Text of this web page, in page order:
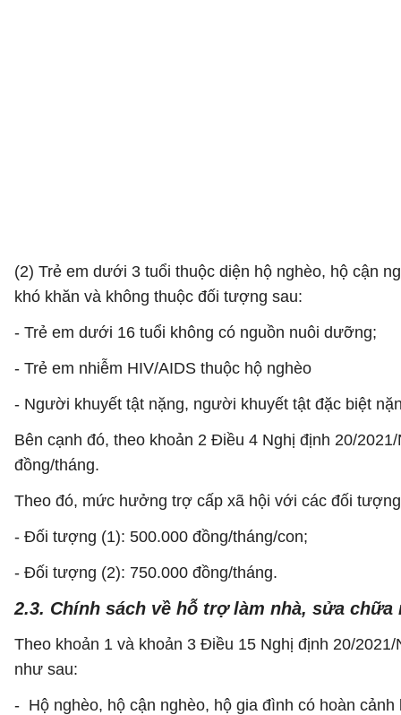
(2) Trẻ em dưới 3 tuổi thuộc diện hộ nghèo, hộ cận
khó khăn và không thuộc đối tượng sau:
- Trẻ em dưới 16 tuổi không có nguồn nuôi dưỡng;
- Trẻ em nhiễm HIV/AIDS thuộc hộ nghèo
- Người khuyết tật nặng, người khuyết tật đặc biệt
Bên cạnh đó, theo khoản 2 Điều 4 Nghị định 20/
đồng/tháng.
Theo đó, mức hưởng trợ cấp xã hội với các đối
- Đối tượng (1): 500.000 đồng/tháng/con;
- Đối tượng (2): 750.000 đồng/tháng.
2.3. Chính sách về hỗ trợ làm nhà, sửa chữa
Theo khoản 1 và khoản 3 Điều 15 Nghị định 20/
như sau:
- Hộ nghèo, hộ cận nghèo, hộ gia đình có hoàn